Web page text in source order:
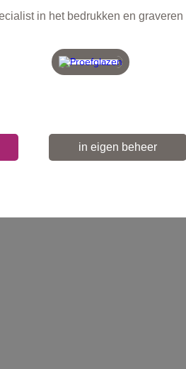
in het bedrukken en
in eigen beheer